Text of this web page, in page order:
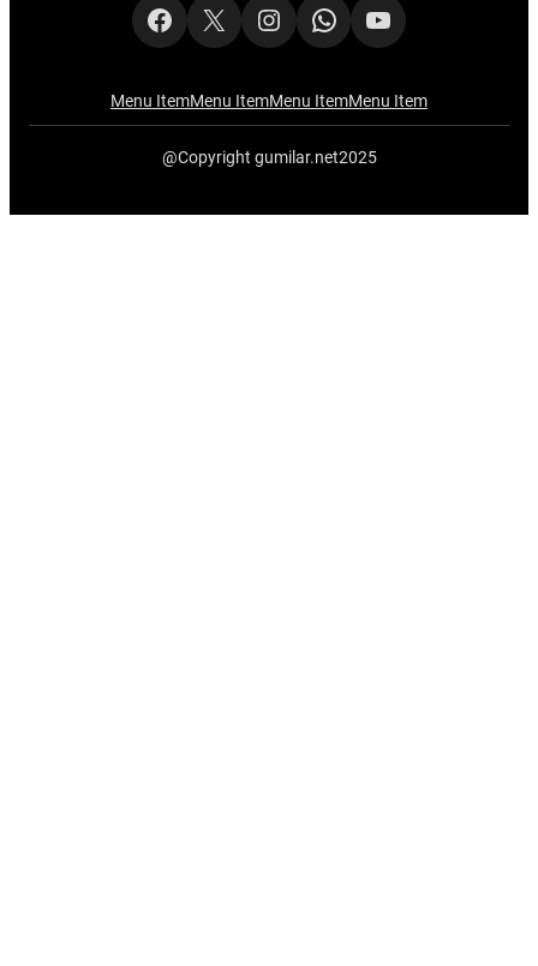
Facebook
X Instagram
WhatsApp
YouTube
Menu ItemMenu ItemMenu ItemMenu Item
@Copyright gumilar.net2025